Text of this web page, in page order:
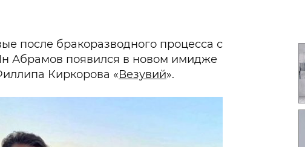
после бракоразводного процесса с
Абрамов появился в новом имидже
Киркорова «Везувий».